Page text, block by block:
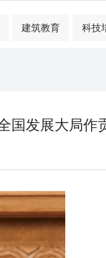
建筑教育 科技
国发展大局作